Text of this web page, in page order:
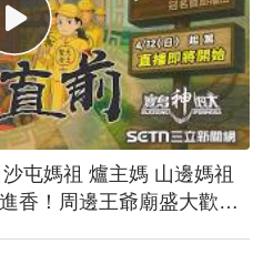
屯媽祖 爐主媽 山邊媽祖
香！周邊王爺廟盛大歡